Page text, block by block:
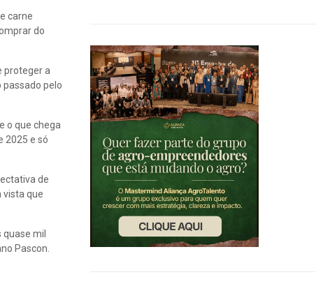
carne
do
proteger a
passado pelo
o que chega
2025 e só
de
vista que
mil
Pascon.